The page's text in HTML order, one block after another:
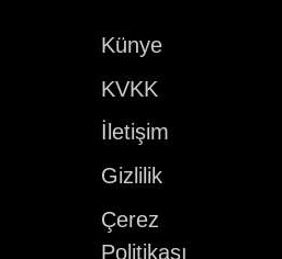
Künye
KVKK
İletişim
Gizlilik
Çerez
Politikası